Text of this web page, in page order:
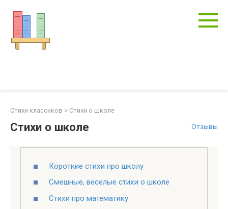
контенту
Стихи классиков > Стихи о школе
Отзывы
Стихи о школе
Короткие стихи про школу
Смешные, веселые стихи о школе
Стихи про математику